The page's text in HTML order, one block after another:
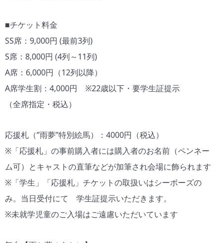
■チケット料金
SS席：9,000円 (最前3列)
S席：8,000円 (4列～11列)
A席：6,000円（12列以降）
A席学生割：4,000円 ※22歳以下・要学生証提示
（全席指定・税込）
応援札（”雨夢”特別絵馬）：4000円（税込）
※「応援札」の事前購入者には購入者のお名前（ペンネー
ム可）とキャストの直筆などが加筆され会場に飾られます
※「学生」「応援札」チケットの取扱いはシーボーズの
み。当日受付にて 学生証提示いただきます。
※未就学児童のご入場はご遠慮いただいています